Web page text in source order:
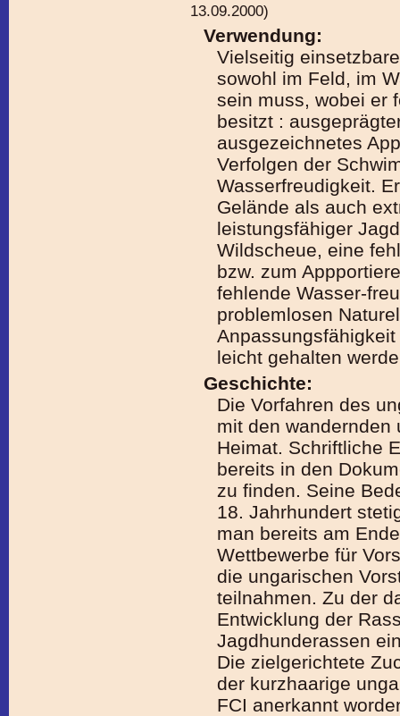
13.09.2000)
Verwendung:
Vielseitig
sowohl im Feld, im
sein muss, wobei er
besitzt :
ausgezeichnetes
Verfolgen der
Wasserfreudigkeit.
Gelände als auch
leistungsfähiger
Wildscheue, eine
bzw. zum
fehlende Wasser-
problemlosen
leicht gehalten
Geschichte:
Die Vorfahren des
mit den wandernden
Heimat. Schriftliche
bereits in den
zu finden. Seine
18. Jahrhundert
man bereits am
Wettbewerbe für
die ungarischen
teilnahmen. Zu der
Entwicklung der
Jagdhunderassen
Die zielgerichtete
der kurzhaarige
FCI anerkannt